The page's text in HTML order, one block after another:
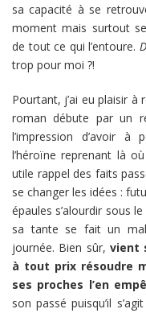
sa capacité à se
moment mais surtout
de tout ce qui l’entoure.
trop pour moi ?!
Pourtant, j’ai eu plaisir à
roman débute par un
l’impression d’avoir
l’héroïne reprenant là
utile rappel des faits
se changer les idées :
épaules s’alourdir sous
sa tante se fait un
journée. Bien sûr, vient
à tout prix résoudre
ses proches l’en
son passé puisqu’il